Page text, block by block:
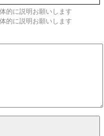
的に説明お願いします
的に説明お願いします